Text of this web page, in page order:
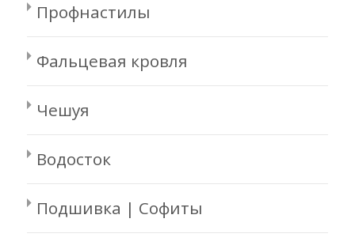
Профнастилы
Фальцевая кровля
Чешуя
Водосток
Подшивка | Софиты